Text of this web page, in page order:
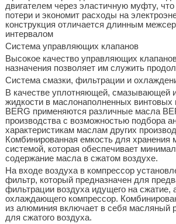
двигателем через эластичную муфту,
потери и экономит расходы на
конструкция отличается длинным
интервалом
Система управляющих клапанов
Высокое качество управляющих
назначения позволяет им служить
Система смазки, фильтрации и
В качестве уплотняющей, смазывающей
жидкости в маслонаполненных винтовых
BERG применяются различные масла
производства с возможностью подбора
характеристикам маслам других
Комбинированная емкость для хранения
системой, которая обеспечивает
содержание масла в сжатом воздухе.
На входе воздуха в компрессор
фильтр, который предназначен для
фильтрации воздуха идущего на сжатие,
охлаждающего компрессор.
из алюминия включает в себя масляный
для сжатого воздуха.